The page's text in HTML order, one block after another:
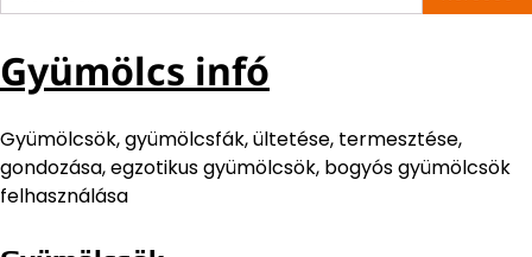
Gyümölcs infó
Gyümölcsök, gyümölcsfák, ültetése, termesztése,
gondozása, egzotikus gyümölcsök, bogyós gyümölcsök
felhasználása